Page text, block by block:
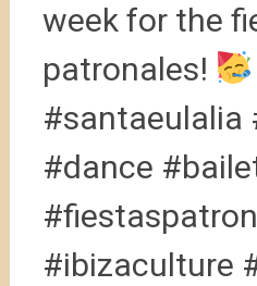
week for the
patronales!
#santaeulalia
#dance
#ibizaculture